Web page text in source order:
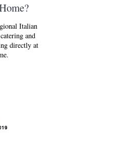
Italian
and
directly at